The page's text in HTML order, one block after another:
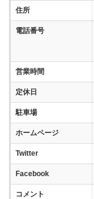
住所
電話番号
営業時間
定休日
駐車場
ホームページ
Twitter
Facebook
コメント